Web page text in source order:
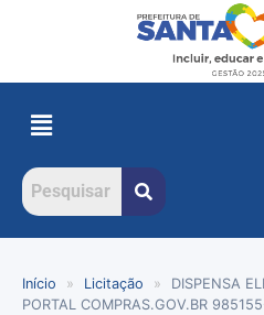
Início » Licitação »
DISPENSA
PORTAL COMPRAS.GOV.BR